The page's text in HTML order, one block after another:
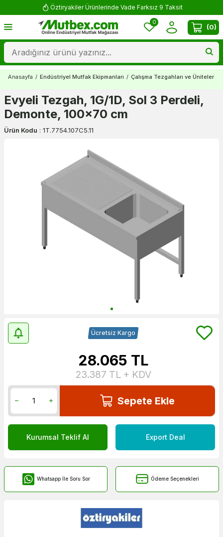
Öztiryakiler Ürünlerinde Vade Farksız 9 Taksit
0
(0)
Anasayfa / Endüstriyel Mutfak Ekipmanları / Çalışma Tezgahları ve Üniteler
Evyeli Tezgah, 1G/1D, Sol 3 Perdeli,
Demonte, 100x70 cm
Ürün Kodu : 1T.7754.107C5.11
Ücretsiz Kargo
28.065 TL
23.387 TL + KDV
Sepete Ekle
Kurumsal Teklif Al Export Deal
Whatsapp İle Soru Sor Ödeme Seçenekleri